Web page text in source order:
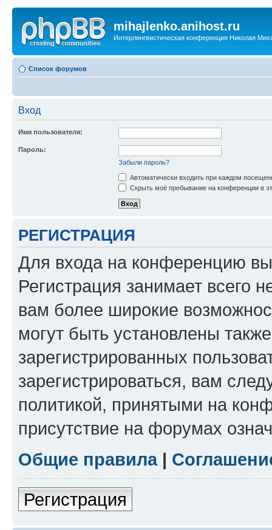
mihajlenko.anihost.ru
Интерлингвистическая конференция Николая
Список форумов
Вход
Имя пользователя:
Пароль:
Забыли пароль?
Автоматически входить при каждом
Скрыть моё пребывание на конференции в
РЕГИСТРАЦИЯ
Для входа на конференцию
Регистрация занимает всего
вам более широкие
могут быть установлены
зарегистрированных
зарегистрироваться, вам
политикой, принятыми на
присутствие на форумах
Общие правила|
Регистрация